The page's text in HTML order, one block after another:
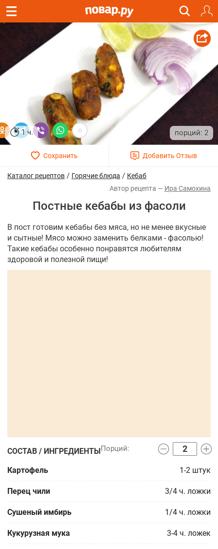
1 ч. 2
Каталог рецептов / Горячие блюда / Кебаб
Ира Cамохина
Постные кебабы из фасоли
В пост готовим кебабы без мяса, но не менее вкусные
и сытные! Мясо можно заменить белками - фасолью!
Такие кебабы особенно понравятся любителям
здоровой и полезной пищи!
СОСТАВ / ИНГРЕДИЕНТЫ
Картофель 1-2 штук
Перец чили 3/4 ч. ложки
Сушеный имбирь 1/4 ч. ложки
Кукурузная мука 3-4 ч. ложек